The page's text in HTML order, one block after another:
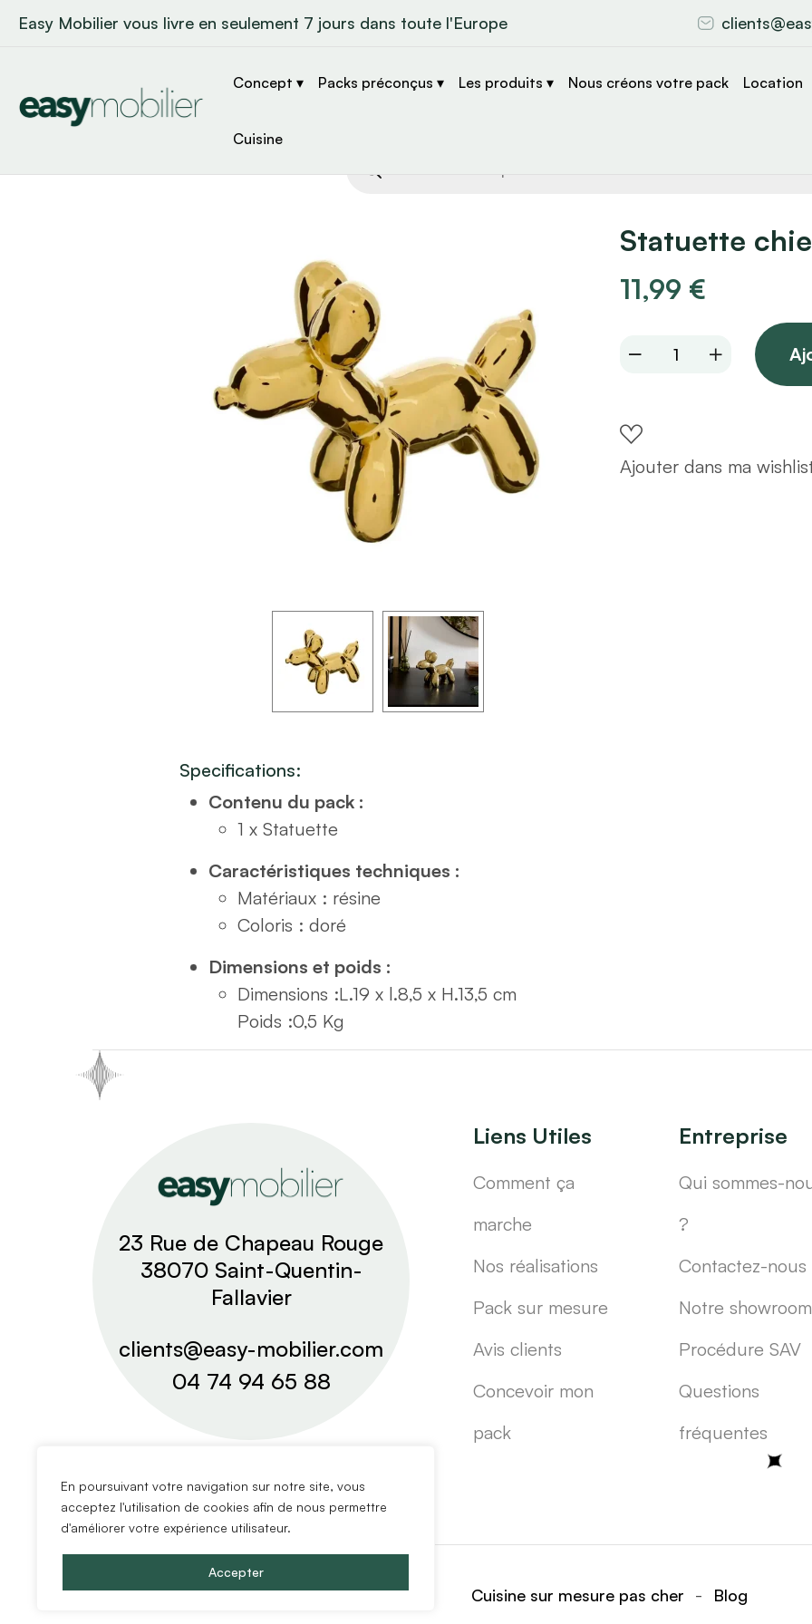
En poursuivant votre navigation sur notre site, vous
acceptez l'utilisation de cookies afin de nous permettre
d'améliorer votre expérience utilisateur.
Accepter
Easy Mobilier vous livre en seulement 7 jours dans toute l'Europe
Concept ▾ Packs préconçus ▾ Les produits ▾ Nous créons votre pack Location
Cuisine
de
Statuette
11,99 €
Statuette
L14cm
quantity
Ajouter dans ma
Specifications:
Contenu du pack :
1 x Statuette
Caractéristiques techniques :
Matériaux : résine
Coloris : doré
Dimensions et poids :
Dimensions :L.19 x l.8,5 x H.13,5 cm
Poids :0,5 Kg
23 Rue de Chapeau Rouge
38070 Saint-Quentin-
Fallavier
clients@easy-mobilier.com
04 74 94 65 88
Liens Utiles
Comment ça
marche
Nos réalisations
Pack sur mesure
Avis clients
Concevoir mon
pack
Entreprise
Qui sommes-
?
Contactez-nous
Notre showroom
Procédure SAV
Questions
fréquentes
Cuisine sur mesure pas cher - Blog
Copyright @2024 Easy Mobilier.